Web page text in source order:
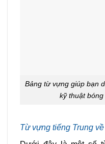
Bảng từ vựng giúp bạn
kỹ thuật
Từ vựng tiếng Trung